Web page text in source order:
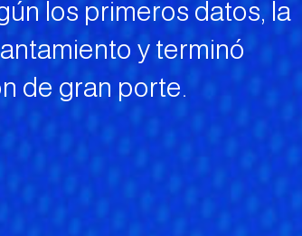
los primeros datos, la
y terminó
de gran porte.